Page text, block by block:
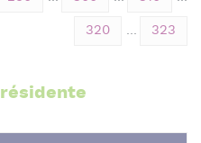
320 ... 323